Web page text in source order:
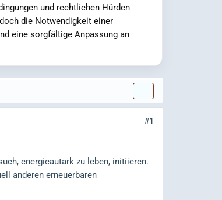
und rechtlichen Hürden
die Notwendigkeit einer
eine sorgfältige Anpassung an
#1
energieautark zu leben, initiieren.
anderen erneuerbaren